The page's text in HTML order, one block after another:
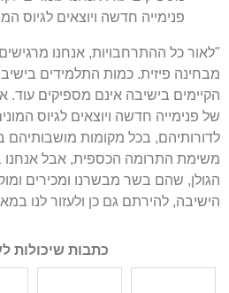
פנימייה חדשה ויוצאים לגיוס
"לאור כל ההתרחבויות, אנחנו
מבחינה פיזית. כמות התלמידים
הקיימים בישיבה אינם מספיקים עוד.
של פנימייה חדשה ויוצאים לגיוס
לדורותיהם, בכל מקומות מושבותיהם
משימת התרומה הכספית, אבל
הגולן, שהם בשר מבשרנו ומכירים
הישיבה, להירתם גם כן ולעזור לנו
כתבות שיכולות